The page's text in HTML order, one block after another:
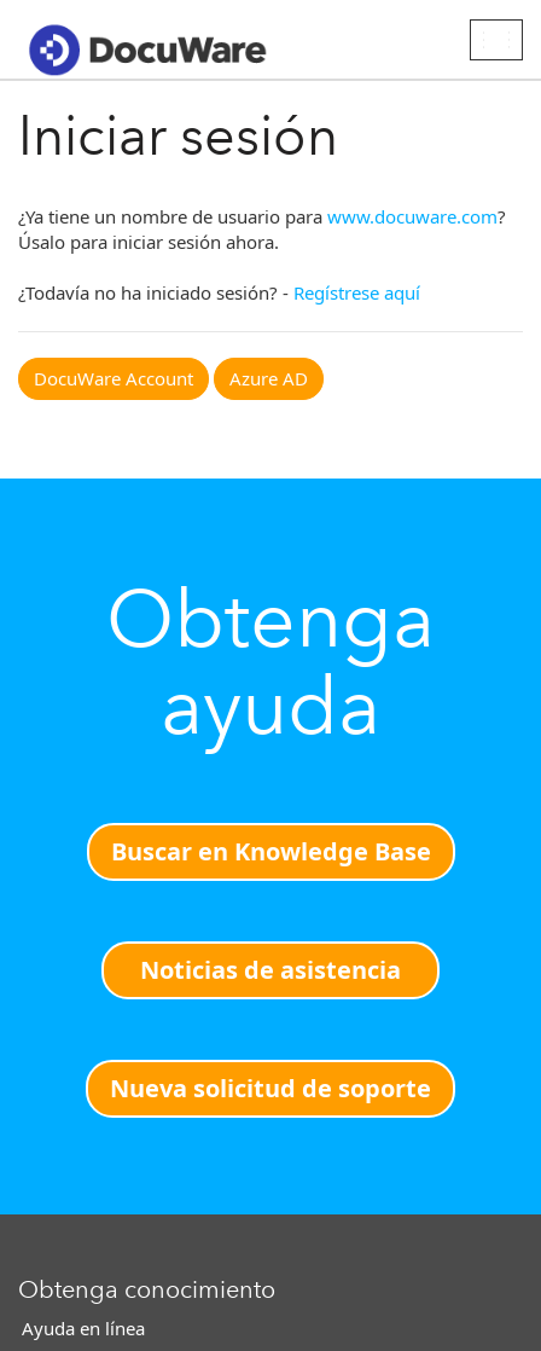
Iniciar sesión
¿Ya tiene un nombre de usuario para www.docuware.com?
Úsalo para iniciar sesión ahora.
¿Todavía no ha iniciado sesión? - Regístrese aquí
DocuWare Account Azure AD
Obtenga
ayuda
Buscar en Knowledge Base
Noticias de asistencia
Nueva solicitud de soporte
Obtenga conocimiento
Ayuda en línea